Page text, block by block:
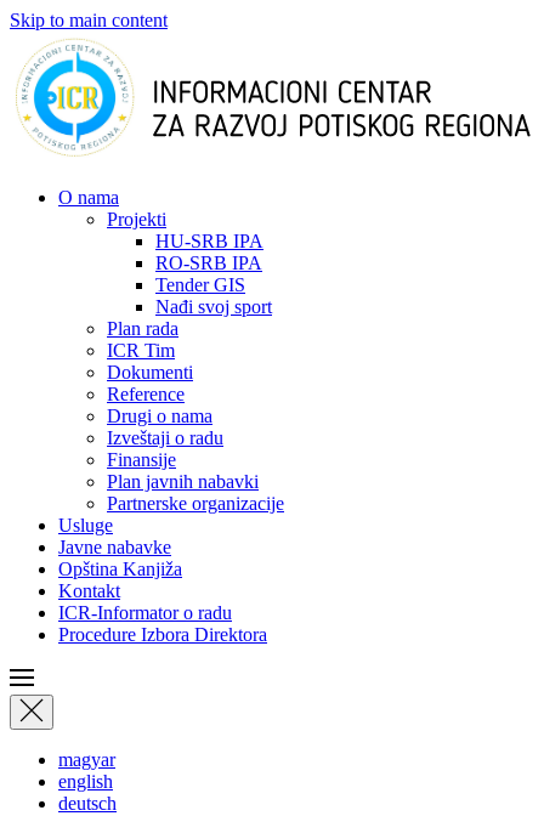
Skip to main content
О nama
Projekti
HU-SRB IPA
RO-SRB IPA
Tender GIS
Nađi svoj sport
Plan rada
ICR Tim
Dokumenti
Reference
Drugi o nama
Izveštaji o radu
Finansije
Plan javnih nabavki
Partnerske organizacije
Usluge
Javne nabavke
Opština Kanjiža
Kontakt
ICR-Informator o radu
Procedure Izbora Direktora
magyar
english
deutsch